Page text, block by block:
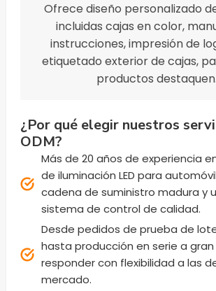
Ofrece diseño personalizado
incluidas cajas en color,
instrucciones, impresión de
etiquetado exterior de cajas,
productos destaquen.
¿Por qué elegir nuestros
ODM?
Más de 20 años de experiencia
de iluminación LED para
cadena de suministro madura y
sistema de control de calidad.
Desde pedidos de prueba de
hasta producción en serie a
responder con flexibilidad a las
mercado.